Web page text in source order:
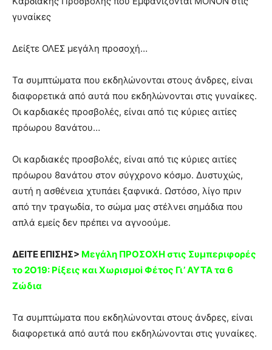
γυvαίκες
Δείξτε ΟΛΕΣ μεγάλη προσοχή…
Τα συμπτώματα που εκδηλώνονται στους άνδρες, είναι
διαφορετικά από αυτά που εκδηλώνονται στις γυναίκες.
Οι καρδιακές προσβολές, είναι από τις κύριες αιτίες
πρόωρου 8ανάτου…
Οι καρδιακές προσβολές, είναι από τις κύριες αιτίες
πρόωρου 8ανάτου στον σύγχρονο κόσμο. Δυστυχώς,
αυτή η ασθένεια χτυπάει ξαφνικά. Ωστόσο, λίγο πριν
από την τραγωδία, το σώμα μας στέλνει σημάδια που
απλά εμείς δεν πρέπει να αγνοούμε.
ΔΕΙΤΕ ΕΠΙΣΗΣ> Mεγάλη ΠPOΣOXH στις Συμπεριφoρές
το 2Ο19: Pίξεις και Xωρισμοi Φέτoς Γι’ AYTA τα 6
Ζώδια
Τα συμπτώματα που εκδηλώνονται στους άνδρες, είναι
διαφορετικά από αυτά που εκδηλώνονται στις γυναίκες.